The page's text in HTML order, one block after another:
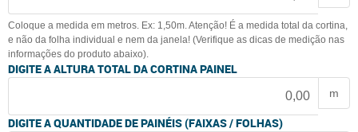
Coloque a medida em metros. Ex: 1,50m. Atenção! É a medida total da cortina,
e não da folha individual e nem da janela! (Verifique as dicas de medição nas
informações do produto abaixo).
DIGITE A ALTURA TOTAL DA CORTINA PAINEL
m
DIGITE A QUANTIDADE DE PAINÉIS (FAIXAS / FOLHAS)